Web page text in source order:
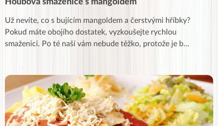
Houbová smaženice s mangoldem
Už nevíte, co s bujícím mangoldem a čerstvými hříbky?
Pokud máte obojího dostatek, vyzkoušejte rychlou
smaženici. Po té naší vám nebude těžko, protože je b...